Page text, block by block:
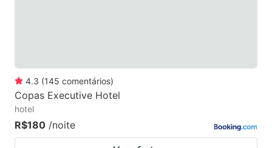
4.3 (145 comentários)
Copas Executive Hotel
hotel
R$180 /noite